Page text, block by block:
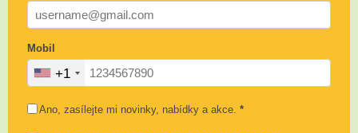
Mobil
+1
Ano, zasílejte mi novinky, nabídky a akce. *